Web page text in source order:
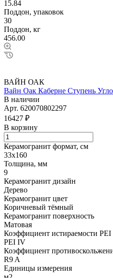
15.84
Поддон, упаковок
30
Поддон, кг
456.00
ВАЙН ОАК
Вайн Оак Каберне Ступень
В наличии
Арт. 620070802297
16427 ₽
В корзину
Керамогранит формат, см
33х160
Толщина, мм
9
Керамогранит дизайн
Дерево
Керамогранит цвет
Коричневый тёмный
Керамогранит поверхность
Матовая
Коэффициент истираемости PEI
PEI IV
Коэффициент
R9 A
Единицы измерения